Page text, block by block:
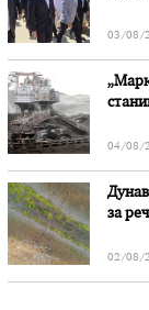
03/08/
04/08/
за
02/08/